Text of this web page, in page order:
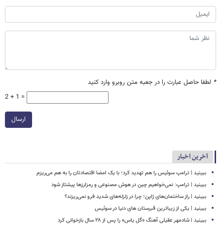
* لطفا حاصل عبارت را در جعبه متن روبرو وارد کنید
2 + 1 =
ارسال
آخرین اخبار
ببینید | ترامپ سوئیس را هم تهدید کرد؛ با یک امضا اقتصادتان را به هم می‌ریزم
ببینید | ترامپ: نمی‌خواهیم چین در هوش مصنوعی و رمزارزها پیشتاز شود
ببینید | راز ساختمان‌های ژاپن؛ چرا در زلزله‌های شدید فرو نمی‌ریزند؟
ببینید | یکی از زیباترین قبرستان های دنیا در سوئیس
ببینید | شادمهر عقیلی آهنگ «گل یاس» را پس از ۲۸ سال بازخوانی کرد